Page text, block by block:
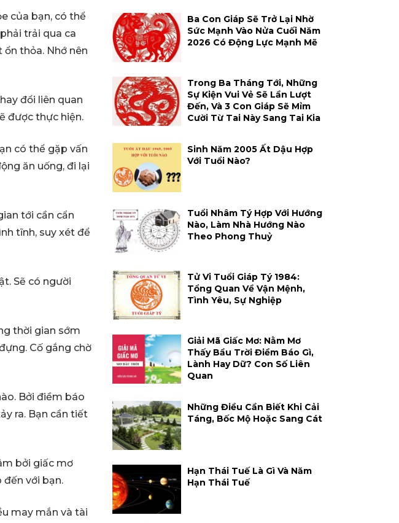
của bạn, có thể
trải qua ca
thỏa. Nhớ nên
đổi liên quan
được thực hiện.
có thể gặp vấn
ăn uống, đi lại
tới cần cẩn
tĩnh, suy xét để
Sẽ có người
thời gian sớm
Cố gắng chờ
Bởi điềm báo
ra. Bạn cần tiết
bởi giấc mơ
với bạn.
may mắn và tài
Ba Con Giáp Sẽ Trở Lại Nhờ
Sức Mạnh Vào Nửa Cuối Năm
2026 Có Động Lực Mạnh Mẽ
Trong Ba Tháng Tới, Những
Sự Kiện Vui Vẻ Sẽ Lần Lượt
Đến, Và 3 Con Giáp Sẽ Mỉm
Cười Từ Tai Này Sang Tai Kia
Sinh Năm 2005 Ất Dậu Hợp
Với Tuổi Nào?
Tuổi Nhâm Tý Hợp Với Hướng
Nào, Làm Nhà Hướng Nào
Theo Phong Thuỷ
Tử Vi Tuổi Giáp Tý 1984:
Tổng Quan Về Vận Mệnh,
Tình Yêu, Sự Nghiệp
Giải Mã Giấc Mơ: Nằm Mơ
Thấy Bầu Trời Điềm Báo Gì,
Lành Hay Dữ? Con Số Liên
Quan
Những Điều Cần Biết Khi Cải
Táng, Bốc Mộ Hoặc Sang Cát
Hạn Thái Tuế Là Gì Và Năm
Hạn Thái Tuế